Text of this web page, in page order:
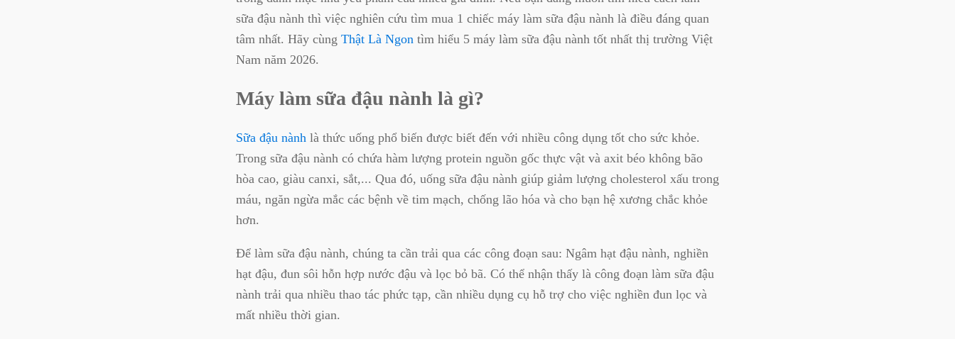
sữa đậu nành thì việc nghiên cứu tìm mua 1 chiếc máy làm sữa đậu nành là điều đáng quan
tâm nhất. Hãy cùng Thật Là Ngon tìm hiểu 5 máy làm sữa đậu nành tốt nhất thị trường Việt
Nam năm 2026.
Máy làm sữa đậu nành là gì?
Sữa đậu nành là thức uống phổ biến được biết đến với nhiều công dụng tốt cho sức khỏe.
Trong sữa đậu nành có chứa hàm lượng protein nguồn gốc thực vật và axit béo không bão
hòa cao, giàu canxi, sắt,... Qua đó, uống sữa đậu nành giúp giảm lượng cholesterol xấu trong
máu, ngăn ngừa mắc các bệnh về tim mạch, chống lão hóa và cho bạn hệ xương chắc khỏe
hơn.
Để làm sữa đậu nành, chúng ta cần trải qua các công đoạn sau: Ngâm hạt đậu nành, nghiền
hạt đậu, đun sôi hỗn hợp nước đậu và lọc bỏ bã. Có thể nhận thấy là công đoạn làm sữa đậu
nành trải qua nhiều thao tác phức tạp, cần nhiều dụng cụ hỗ trợ cho việc nghiền đun lọc và
mất nhiều thời gian.